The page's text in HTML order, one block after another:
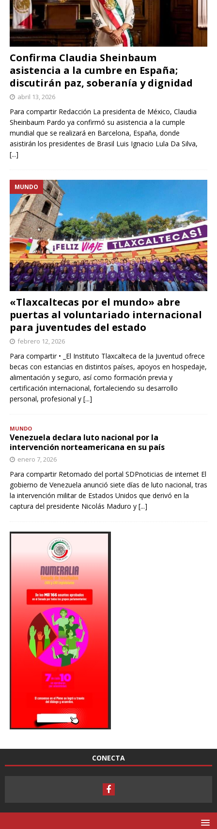
Confirma Claudia Sheinbaum
asistencia a la cumbre en España;
discutirán paz, soberanía y dignidad
abril 13, 2026
Para compartir Redacción La presidenta de México, Claudia
Sheinbaum Pardo ya confirmó su asistencia a la cumple
mundial que se realizará en Barcelona, España, donde
asistirán los presidentes de Brasil Luis Ignacio Lula Da Silva,
[...]
«Tlaxcaltecas por el mundo» abre
puertas al voluntariado internacional
para juventudes del estado
MUNDO
febrero 12, 2026
Para compartir • _El Instituto Tlaxcalteca de la Juventud ofrece
becas con estancias en distintos países, apoyos en hospedaje,
alimentación y seguro, así como formación previa y
certificación internacional, fortaleciendo su desarrollo
personal, profesional y [...]
MUNDO
Venezuela declara luto nacional por la
intervención norteamericana en su país
enero 7, 2026
Para compartir Retomado del portal SDPnoticias de internet El
gobierno de Venezuela anunció siete días de luto nacional, tras
la intervención militar de Estados Unidos que derivó en la
captura del presidente Nicolás Maduro y [...]
CONECTA